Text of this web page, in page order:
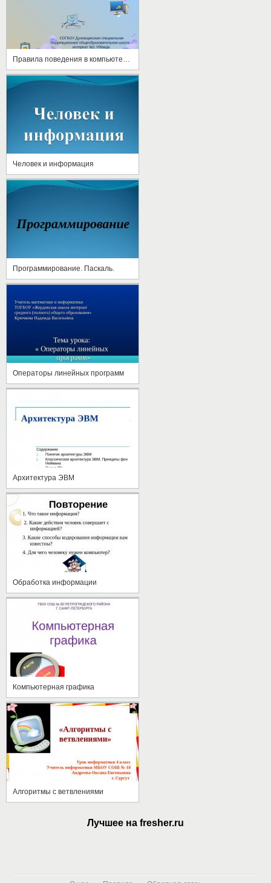
Человек и информация
Программирование. Паскаль.
Операторы линейных программ
Архитектура ЭВМ
Обработка информации
Компьютерная графика
Алгоритмы с ветвлениями
Лучшее на fresher.ru